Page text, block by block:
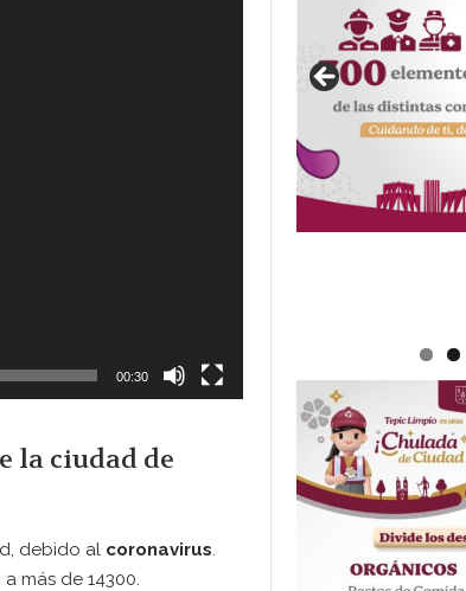
00:30
la ciudad de
debido al coronavirus.
más de 14300.